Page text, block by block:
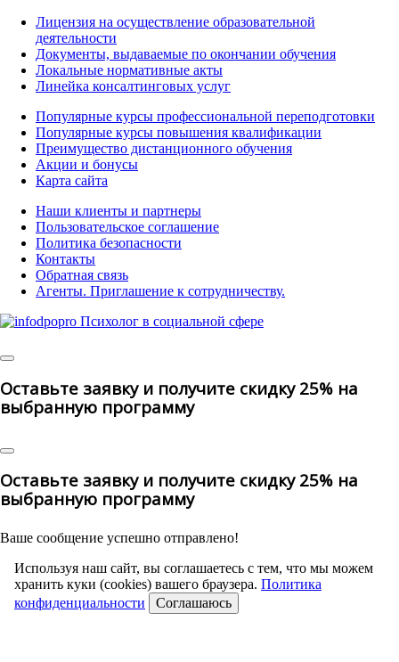
Лицензия на осуществление образовательной
деятельности
Документы, выдаваемые по окончании обучения
Локальные нормативные акты
Линейка консалтинговых услуг
Популярные курсы профессиональной переподготовки
Популярные курсы повышения квалификации
Преимущество дистанционного обучения
Акции и бонусы
Карта сайта
Наши клиенты и партнеры
Пользовательское соглашение
Политика безопасности
Контакты
Обратная связь
Агенты. Приглашение к сотрудничеству.
Оставьте заявку и получите скидку 25% на
выбранную программу
Оставьте заявку и получите скидку 25% на
выбранную программу
Ваше сообщение успешно отправлено!
Используя наш сайт, вы соглашаетесь с тем, что мы можем
хранить куки (cookies) вашего браузера. Политика
конфиденциальности
Соглашаюсь